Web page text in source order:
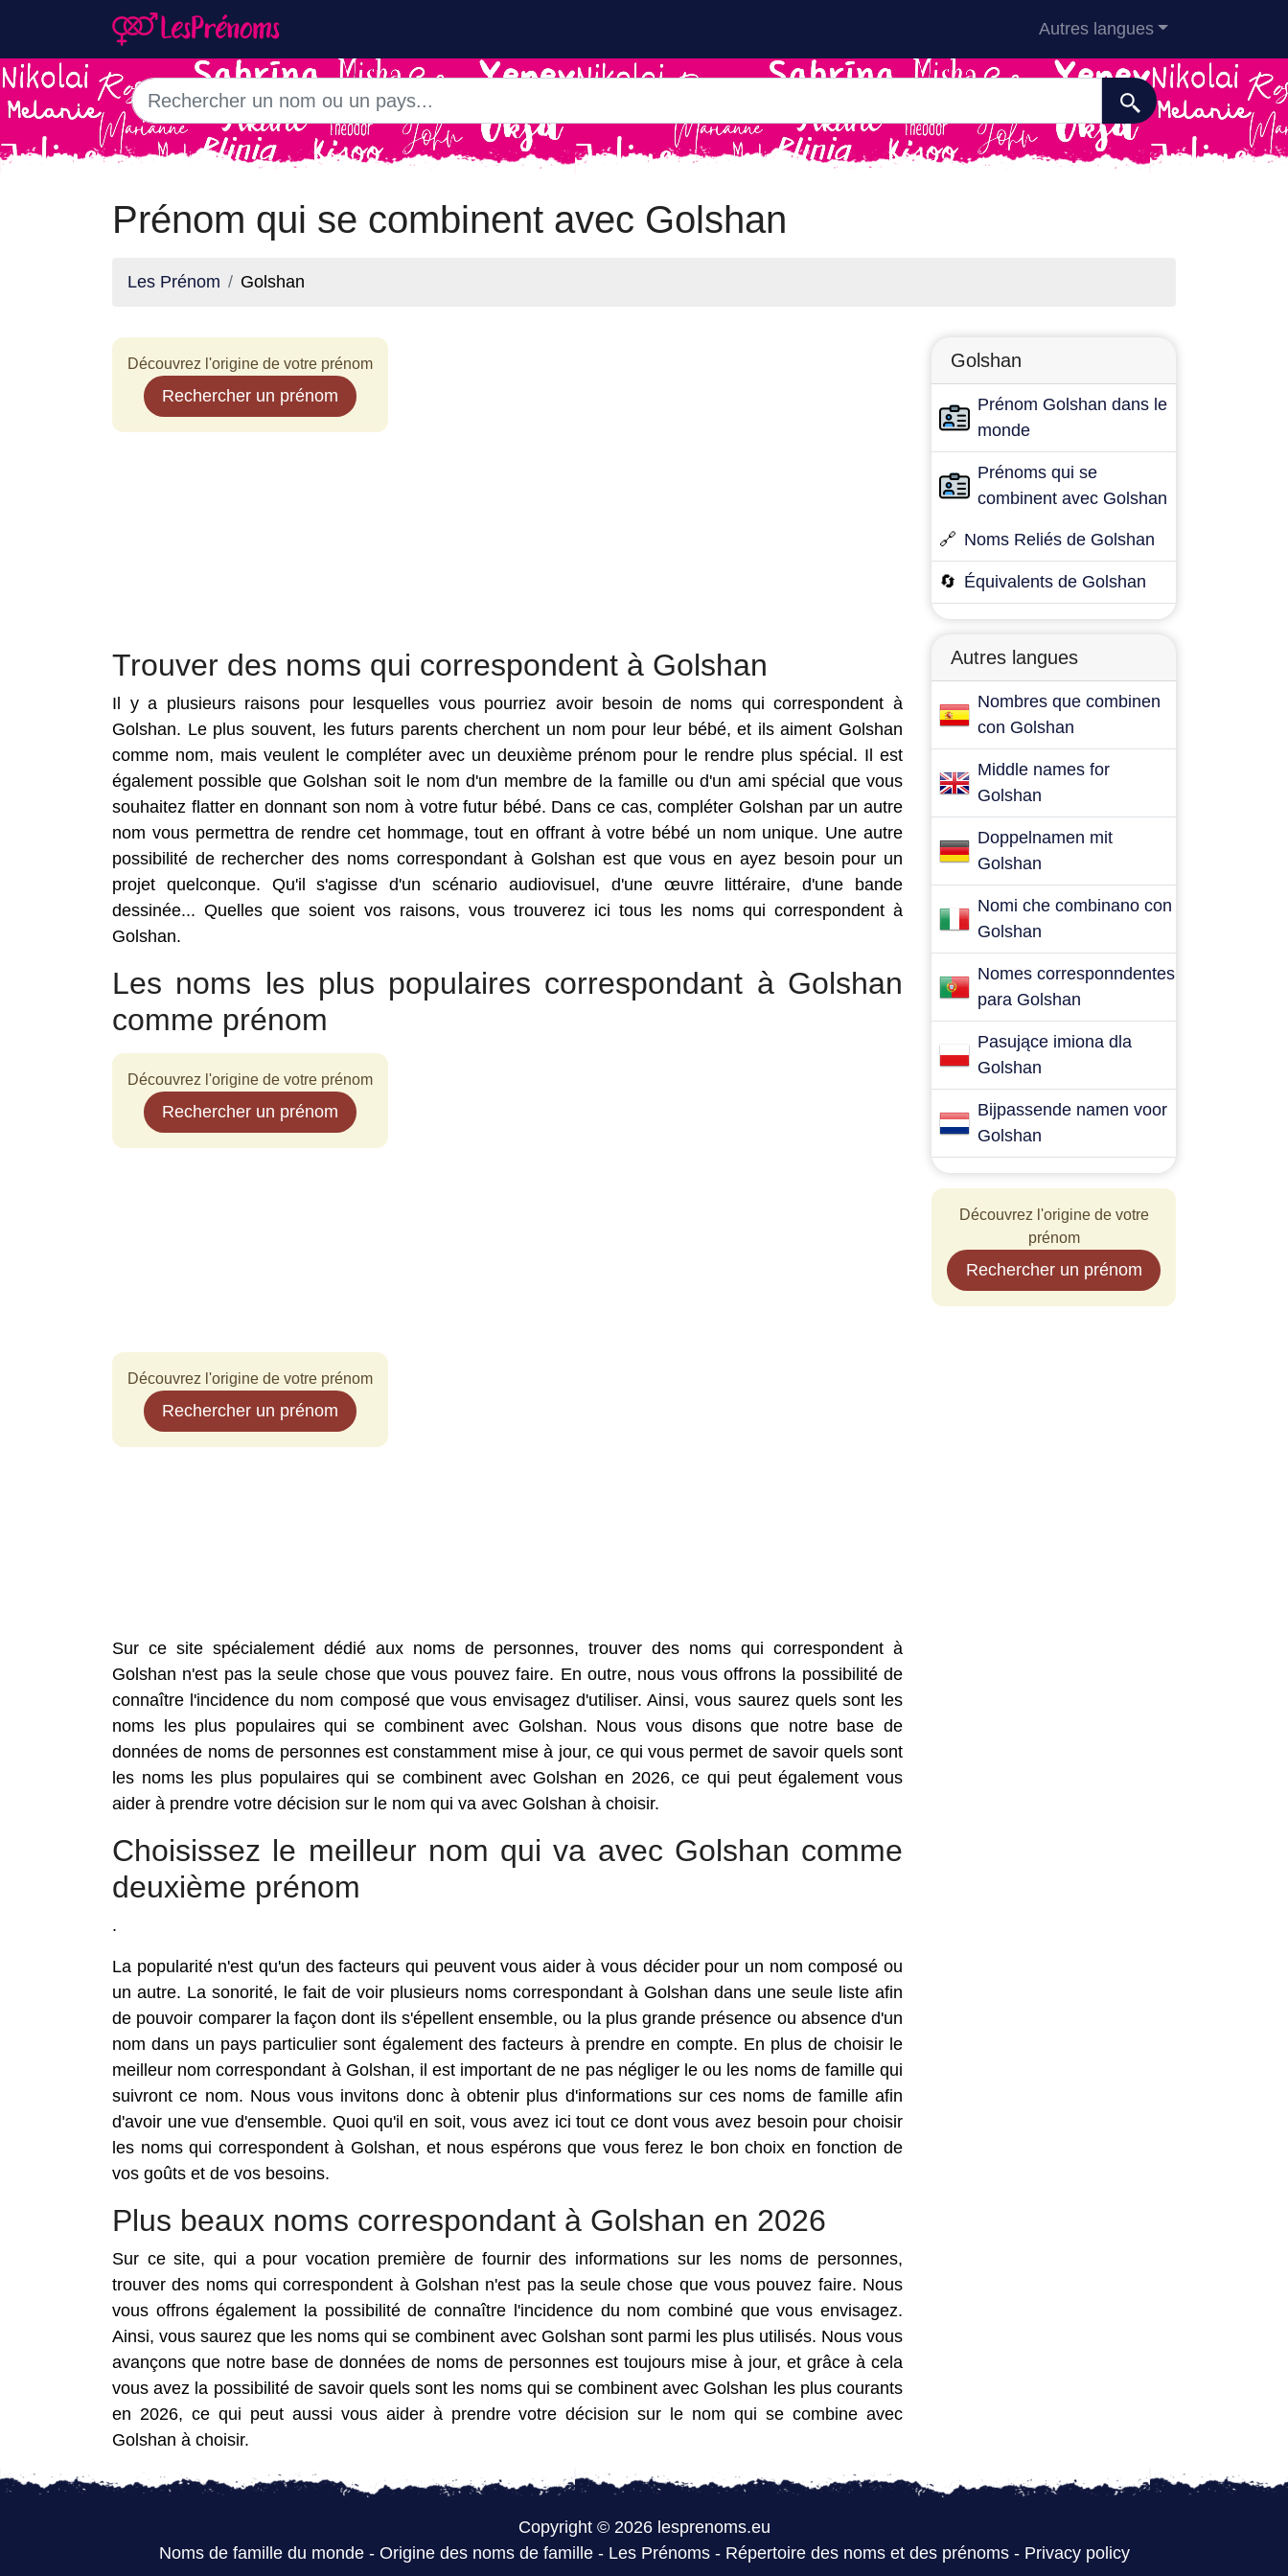
Autres langues
Prénom qui se combinent avec Golshan
Les Prénom Golshan
Découvrez l'origine de votre prénom
Rechercher un prénom
Trouver des noms qui correspondent à Golshan
Il y a plusieurs raisons pour lesquelles vous pourriez avoir besoin de noms qui correspondent à
Golshan. Le plus souvent, les futurs parents cherchent un nom pour leur bébé, et ils aiment Golshan
comme nom, mais veulent le compléter avec un deuxième prénom pour le rendre plus spécial. Il est
également possible que Golshan soit le nom d'un membre de la famille ou d'un ami spécial que vous
souhaitez flatter en donnant son nom à votre futur bébé. Dans ce cas, compléter Golshan par un autre
nom vous permettra de rendre cet hommage, tout en offrant à votre bébé un nom unique. Une autre
possibilité de rechercher des noms correspondant à Golshan est que vous en ayez besoin pour un
projet quelconque. Qu'il s'agisse d'un scénario audiovisuel, d'une œuvre littéraire, d'une bande
dessinée... Quelles que soient vos raisons, vous trouverez ici tous les noms qui correspondent à
Golshan.
Les noms les plus populaires correspondant à Golshan
comme prénom
Découvrez l'origine de votre prénom
Rechercher un prénom
Découvrez l'origine de votre prénom
Rechercher un prénom
Sur ce site spécialement dédié aux noms de personnes, trouver des noms qui correspondent à
Golshan n'est pas la seule chose que vous pouvez faire. En outre, nous vous offrons la possibilité de
connaître l'incidence du nom composé que vous envisagez d'utiliser. Ainsi, vous saurez quels sont les
noms les plus populaires qui se combinent avec Golshan. Nous vous disons que notre base de
données de noms de personnes est constamment mise à jour, ce qui vous permet de savoir quels sont
les noms les plus populaires qui se combinent avec Golshan en 2026, ce qui peut également vous
aider à prendre votre décision sur le nom qui va avec Golshan à choisir.
Choisissez le meilleur nom qui va avec Golshan comme
deuxième prénom
.
La popularité n'est qu'un des facteurs qui peuvent vous aider à vous décider pour un nom composé ou
un autre. La sonorité, le fait de voir plusieurs noms correspondant à Golshan dans une seule liste afin
de pouvoir comparer la façon dont ils s'épellent ensemble, ou la plus grande présence ou absence d'un
nom dans un pays particulier sont également des facteurs à prendre en compte. En plus de choisir le
meilleur nom correspondant à Golshan, il est important de ne pas négliger le ou les noms de famille qui
suivront ce nom. Nous vous invitons donc à obtenir plus d'informations sur ces noms de famille afin
d'avoir une vue d'ensemble. Quoi qu'il en soit, vous avez ici tout ce dont vous avez besoin pour choisir
les noms qui correspondent à Golshan, et nous espérons que vous ferez le bon choix en fonction de
vos goûts et de vos besoins.
Plus beaux noms correspondant à Golshan en 2026
Sur ce site, qui a pour vocation première de fournir des informations sur les noms de personnes,
trouver des noms qui correspondent à Golshan n'est pas la seule chose que vous pouvez faire. Nous
vous offrons également la possibilité de connaître l'incidence du nom combiné que vous envisagez.
Ainsi, vous saurez que les noms qui se combinent avec Golshan sont parmi les plus utilisés. Nous vous
avançons que notre base de données de noms de personnes est toujours mise à jour, et grâce à cela
vous avez la possibilité de savoir quels sont les noms qui se combinent avec Golshan les plus courants
en 2026, ce qui peut aussi vous aider à prendre votre décision sur le nom qui se combine avec
Golshan à choisir.
Golshan
Prénom Golshan dans le
monde
Prénoms qui se
combinent avec Golshan
🔗 Noms Reliés de Golshan
🔄 Équivalents de Golshan
Autres langues
Nombres que combinen
con Golshan
Middle names for
Golshan
Doppelnamen mit
Golshan
Nomi che combinano con
Golshan
Nomes corresponndentes
para Golshan
Pasujące imiona dla
Golshan
Bijpassende namen voor
Golshan
Découvrez l'origine de votre
prénom
Rechercher un prénom
Copyright © 2026 lesprenoms.eu
Noms de famille du monde- Origine des noms de famille- Les Prénoms- Répertoire des noms et des prénoms- Privacy policy